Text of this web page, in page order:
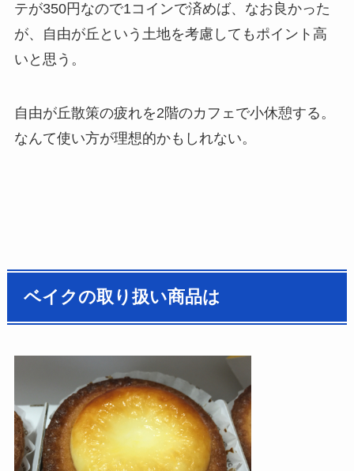
テが350円なので1コインで済めば、なお良かった
が、自由が丘という土地を考慮してもポイント高
いと思う。
自由が丘散策の疲れを2階のカフェで小休憩する。
なんて使い方が理想的かもしれない。
ベイクの取り扱い商品は